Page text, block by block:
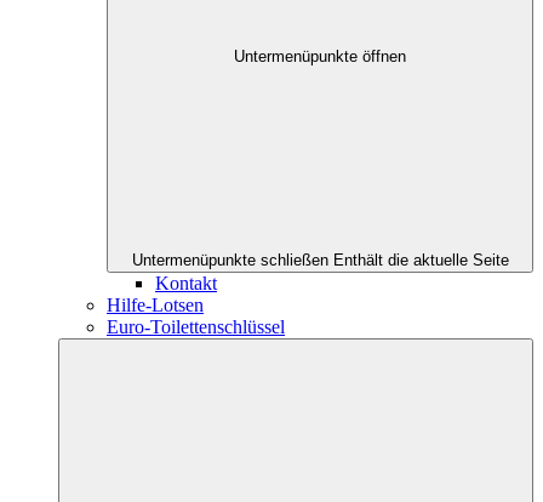
Untermenüpunkte öffnen
Untermenüpunkte schließen Enthält die aktuelle Seite
Kontakt
Hilfe-Lotsen
Euro-Toilettenschlüssel